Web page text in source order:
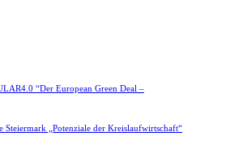
“Der European Green Deal –
„Potenziale der Kreislaufwirtschaft“